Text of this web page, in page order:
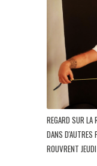
REGARD SUR LA
DANS D'AUTRES
ROUVRENT